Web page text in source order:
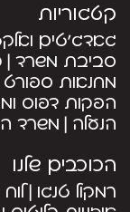
קטגוריות
גאדג’טים
סביבת משרד
מחנאות ספורט
הפקות דפוס
הנעלה משרד
הכוכבים שלנו
רמקול טנגו